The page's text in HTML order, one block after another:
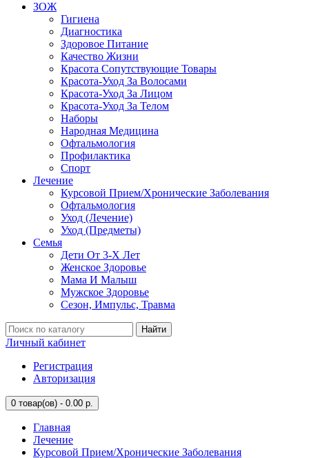
ЗОЖ
Гигиена
Диагностика
Здоровое Питание
Качество Жизни
Красота Сопутствующие Товары
Красота-Уход За Волосами
Красота-Уход За Лицом
Красота-Уход За Телом
Наборы
Народная Медицина
Офтальмология
Профилактика
Спорт
Лечение
Курсовой Прием/Хронические Заболевания
Офтальмология
Уход (Лечение)
Уход (Предметы)
Семья
Дети От 3-Х Лет
Женское Здоровье
Мама И Малыш
Мужское Здоровье
Сезон, Импульс, Травма
Найти
Личный кабинет
Регистрация
Авторизация
0 товар(ов) - 0.00 р.
Главная
Лечение
Курсовой Прием/Хронические Заболевания